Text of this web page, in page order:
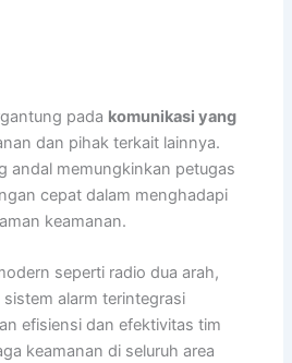
pada komunikasi yang
dan pihak terkait lainnya.
andal memungkinkan petugas
cepat dalam menghadapi
keamanan.
seperti radio dua arah,
alarm terintegrasi
efisiensi dan efektivitas tim
keamanan di seluruh area